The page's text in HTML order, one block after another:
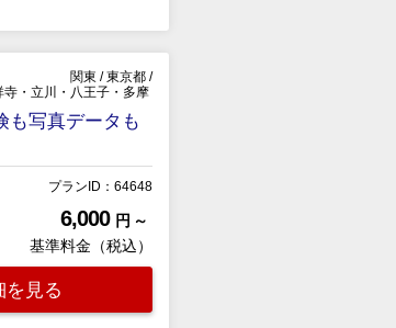
関東 / 東京都 /
寺・立川・八王子・多摩
も写真データも
プランID：64648
6,000 円 ～
基準料金（税込）
を見る